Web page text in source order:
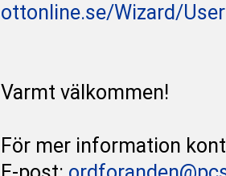
ottonline.se/Wizard/
Varmt välkommen!
För mer information